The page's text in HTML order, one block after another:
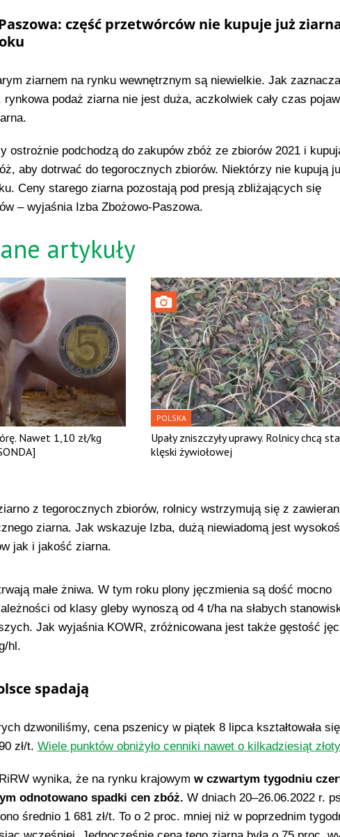
część przetwórców nie kupuje już
ziarnem na rynku wewnętrznym są niewielkie. Jak
rynkowa podaż ziarna nie jest duża, aczkolwiek cały czas
ostrożnie podchodzą do zakupów zbóż ze zbiorów 2021 i
aby dotrwać do tegorocznych zbiorów. Niektórzy nie kupują
Ceny starego ziarna pozostają pod presją zbliżających się
– wyjaśnia Izba Zbożowo-Paszowa.
artykuły
Nawet 1,10 zł/kg
POLSKA
Upały zniszczyły uprawy. Rolnicy chcą
klęski żywiołowej
z tegorocznych zbiorów, rolnicy wstrzymują się z
ziarna. Jak wskazuje Izba, dużą niewiadomą jest
jak i jakość ziarna.
małe żniwa. W tym roku plony jęczmienia są dość mocno
od klasy gleby wynoszą od 4 t/ha na słabych
Jak wyjaśnia KOWR, zróżnicowana jest także gęstość
hl.
spadają
dzwoniliśmy, cena pszenicy w piątek 8 lipca kształtowała
zł/t. Wiele punktów obniżyło cenniki nawet o kilkadziesiąt
wynika, że na rynku krajowym w czwartym tygodniu
odnotowano spadki cen zbóż. W dniach 20–26.06.2022 r.
średnio 1 681 zł/t. To o 2 proc. mniej niż w poprzednim